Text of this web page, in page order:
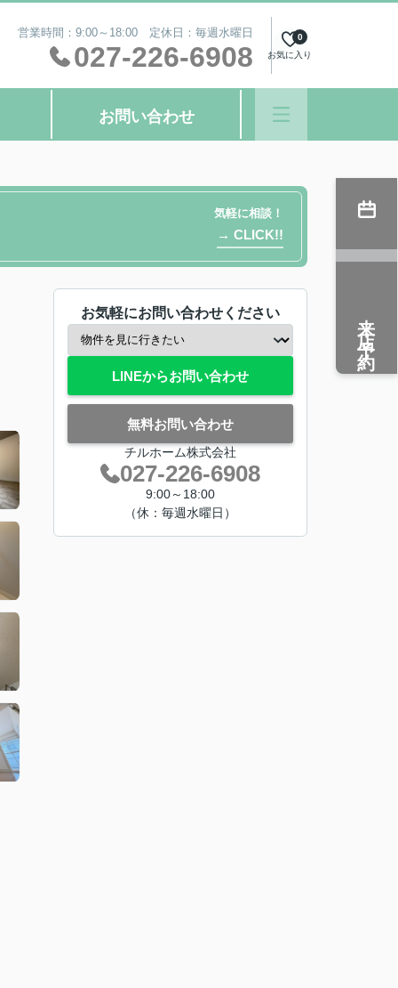
営業時間：9:00～18:00 定休日：毎週水曜日
027-226-6908 お気に入り
0
お問い合わせ
気軽に相談！
→ CLICK!!
お気軽にお問い合わせください
LINEからお問い合わせ
無料お問い合わせ
チルホーム株式会社
027-226-6908
9:00～18:00
（休：毎週水曜日）
来店予約